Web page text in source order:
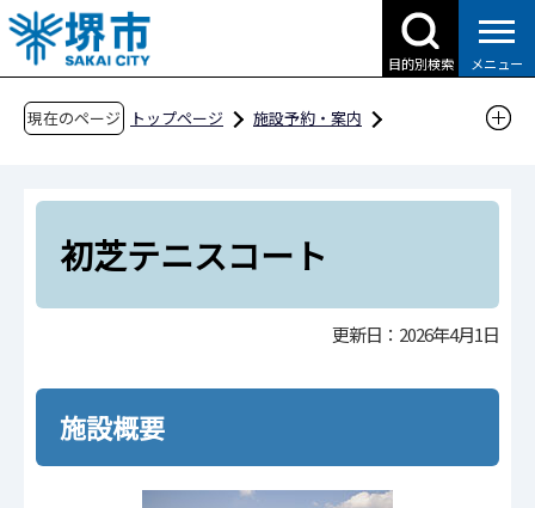
こ
の
ペ
目的別検索 メニュー
現在のページ トップページ
施設予約・案内
テニスコート
初芝テニスコート
初芝テニスコート
更新日：2026年4月1日
施設概要